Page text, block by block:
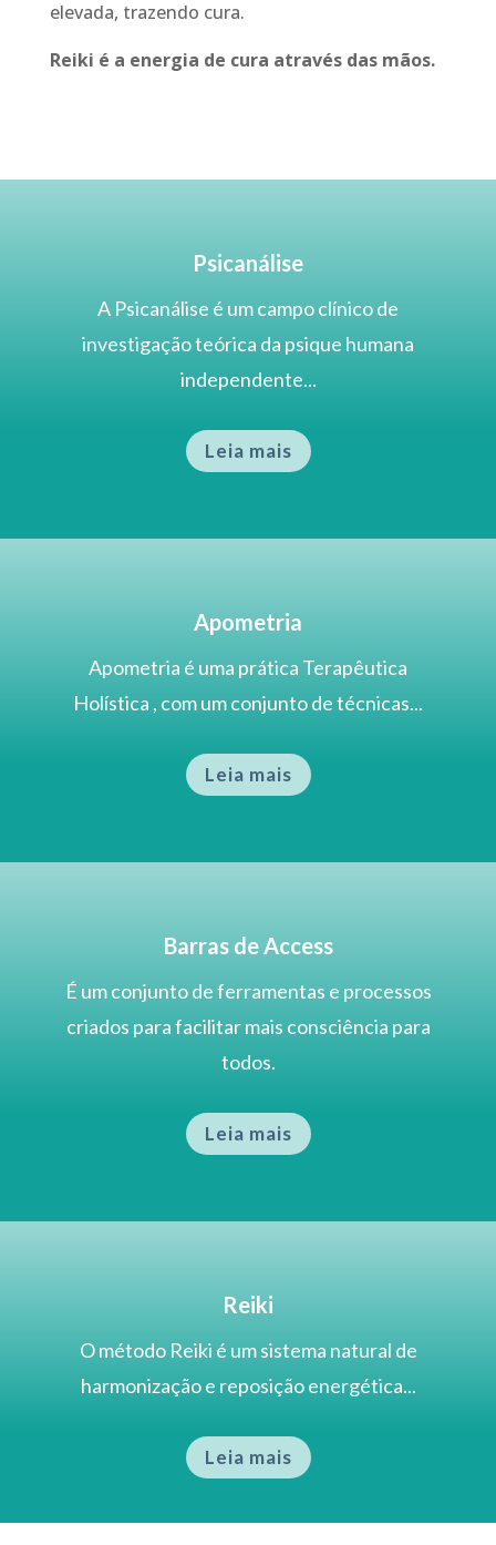
elevada, trazendo cura.
Reiki é a energia de cura através das mãos.
Psicanálise
A Psicanálise é um campo clínico de
investigação teórica da psique humana
independente...
Leia mais
Apometria
Apometria é uma prática Terapêutica
Holística , com um conjunto de técnicas...
Leia mais
Barras de Access
É um conjunto de ferramentas e processos
criados para facilitar mais consciência para
todos.
Leia mais
Reiki
O método Reiki é um sistema natural de
harmonização e reposição energética...
Leia mais